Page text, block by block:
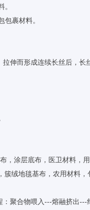
裹材料。
伸而形成连续长丝后，
，涂层底布，医卫材料，
绒地毯基布，农用材料，
聚合物喂入---熔融挤出---